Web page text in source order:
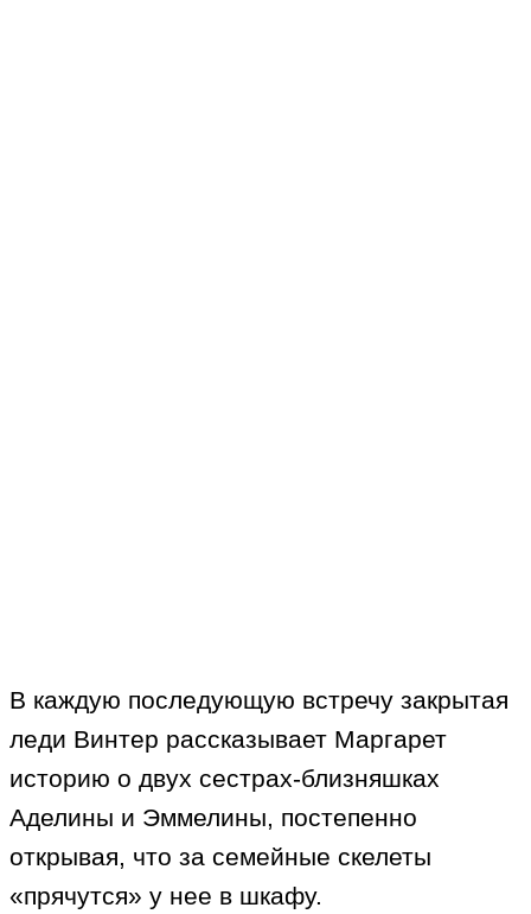
В каждую последующую встречу закрытая
леди Винтер рассказывает Маргарет
историю о двух сестрах-близняшках
Аделины и Эммелины, постепенно
открывая, что за семейные скелеты
«прячутся» у нее в шкафу.